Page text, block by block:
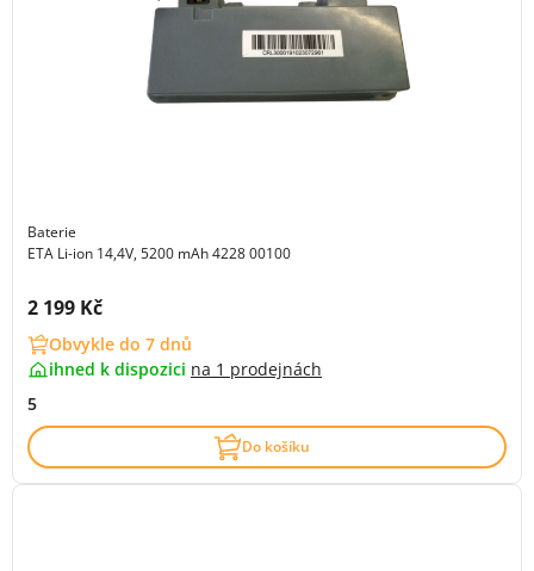
Baterie
ETA Li-ion 14,4V, 5200 mAh 4228 00100
Cena s DPH:
2 199 Kč
Obvykle do 7 dnů
ihned k dispozici na 1 prodejnách
5
Do košíku